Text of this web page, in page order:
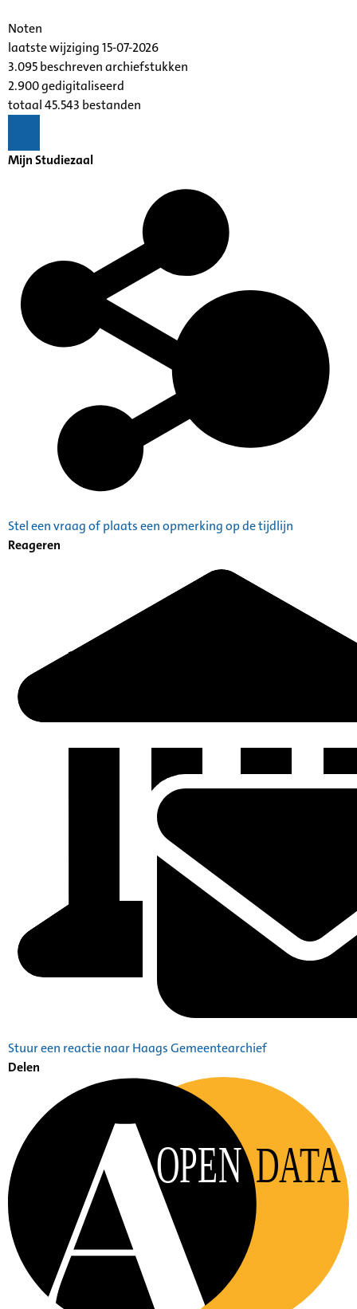
Noten
laatste wijziging 15-07-2026
3.095 beschreven archiefstukken
2.900 gedigitaliseerd
totaal 45.543 bestanden
Mijn Studiezaal
Stel een vraag of plaats een opmerking op de tijdlijn
Reageren
Stuur een reactie naar Haags Gemeentearchief
Delen
OPEN DATA